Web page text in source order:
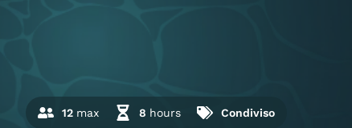
12 max 8 hours Condiviso